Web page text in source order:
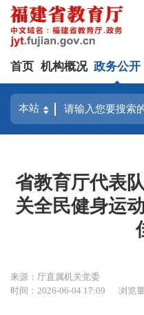
首页 机构概况 政务公开
省教育厅代表
关全民健身运
来源：厅直属机关党委
时间：2026-06-04 17:09
浏览